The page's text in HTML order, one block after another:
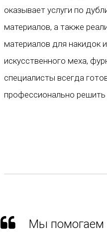
оказывает услуги по
материалов, а также
материалов для накидок
искусственного меха,
специалисты всегда
профессионально
Мы помогаем